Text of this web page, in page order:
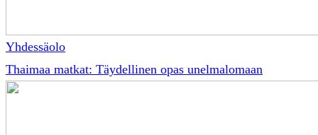
Yhdessäolo
Thaimaa matkat: Täydellinen opas unelmalomaan